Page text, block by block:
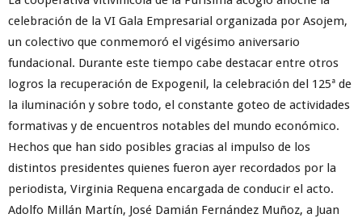
celebración de la VI Gala Empresarial organizada por Asojem,
un colectivo que conmemoró el vigésimo aniversario
fundacional. Durante este tiempo cabe destacar entre otros
logros la recuperación de Expogenil, la celebración del 125ª de
la iluminación y sobre todo, el constante goteo de actividades
formativas y de encuentros notables del mundo económico.
Hechos que han sido posibles gracias al impulso de los
distintos presidentes quienes fueron ayer recordados por la
periodista, Virginia Requena encargada de conducir el acto.
Adolfo Millán Martín, José Damián Fernández Muñoz, a Juan